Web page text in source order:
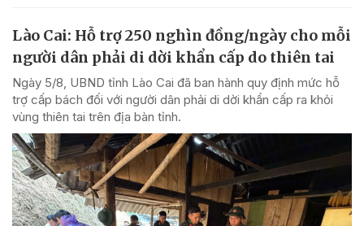
Lào Cai: Hỗ trợ 250 nghìn đồng/ngày cho mỗi
người dân phải di dời khẩn cấp do thiên tai
Ngày 5/8, UBND tỉnh Lào Cai đã ban hành quy định mức hỗ
trợ cấp bách đối với người dân phải di dời khẩn cấp ra khỏi
vùng thiên tai trên địa bàn tỉnh.